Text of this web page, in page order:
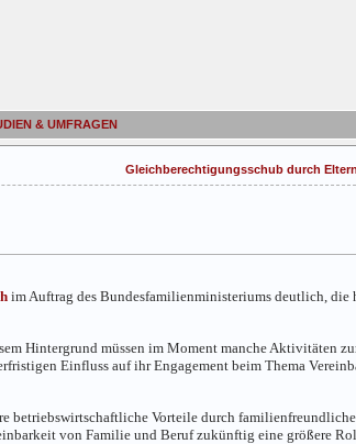
& UMFRAGEN
Gleichberechtigungsschub durch
im Auftrag des Bundesfamilienministeriums deutlich, die
Hintergrund müssen im Moment manche Aktivitäten
Einfluss auf ihr Engagement beim Thema
betriebswirtschaftliche Vorteile durch familienfreundliche
von Familie und Beruf zukünftig eine größere